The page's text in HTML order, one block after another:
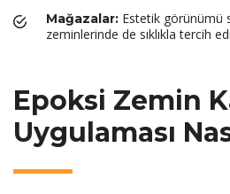
Mağazalar: Estetik görünümü
zeminlerinde de sıklıkla tercih
Epoksi Zemin
Uygulaması